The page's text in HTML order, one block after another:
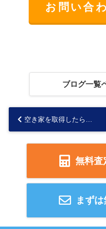
お問い合
ブログ一覧
無料査
まず